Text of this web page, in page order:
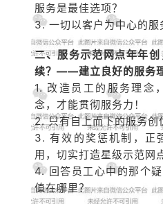
服务是最佳选项？
3. 一切以客户为中心的服
二、服务示范网点年年
续？——建立良好的服务
1. 改造员工的服务理念
念，才能贯彻服务力！
2. 只有自上而下的服务创
3. 有效的奖惩机制，正
用，切实打造星级示范网
4. 回答员工心中的那个
值在哪里？